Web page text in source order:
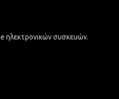
ηλεκτρονικών συσκευών.